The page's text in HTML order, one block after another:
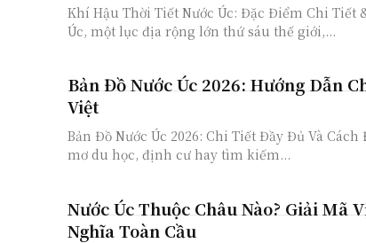
Khí Hậu Thời Tiết Nước Úc: Đặc Điểm Chi Tiết
Úc, một lục địa rộng lớn thứ sáu thế giới,...
Bản Đồ Nước Úc 2026: Hướng Dẫn
Việt
Bản Đồ Nước Úc 2026: Chi Tiết Đầy Đủ Và
mơ du học, định cư hay tìm kiếm...
Nước Úc Thuộc Châu Nào? Giải Mã
Nghĩa Toàn Cầu